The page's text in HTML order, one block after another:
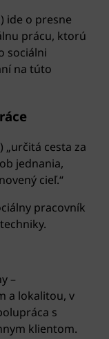
ide o presne
prácu, ktorú
sociálni
na túto
„určitá cesta za
jednania,
cieľ.“
pracovník
–
a lokalitou, v
s
klientom.